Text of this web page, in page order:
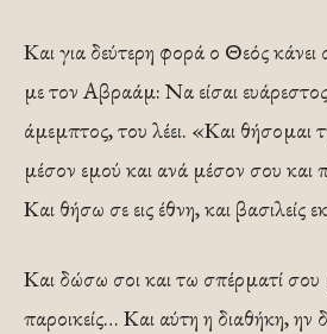
Και για δεύτερη φορά ο Θεός κάνει
με τον Αβραάμ: Να είσαι
άμεμπτος, του λέει. «Και θήσομαι
μέσον εμού και ανά μέσον σου
Και θήσω σε εις έθνη, και βασιλείς
Και δώσω σοι και τω σπέρματί σου
παροικείς… Και αύτη η διαθήκη, ην